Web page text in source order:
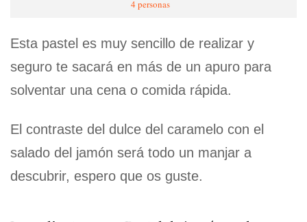
4 personas
Esta pastel es muy sencillo de realizar y
seguro te sacará en más de un apuro para
solventar una cena o comida rápida.
El contraste del dulce del caramelo con el
salado del jamón será todo un manjar a
descubrir, espero que os guste.